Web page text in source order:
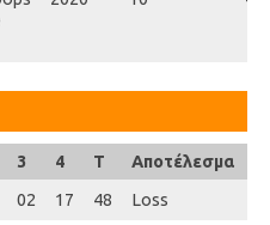
3 4 T
Αποτέλεσμα
02 17 48 Loss